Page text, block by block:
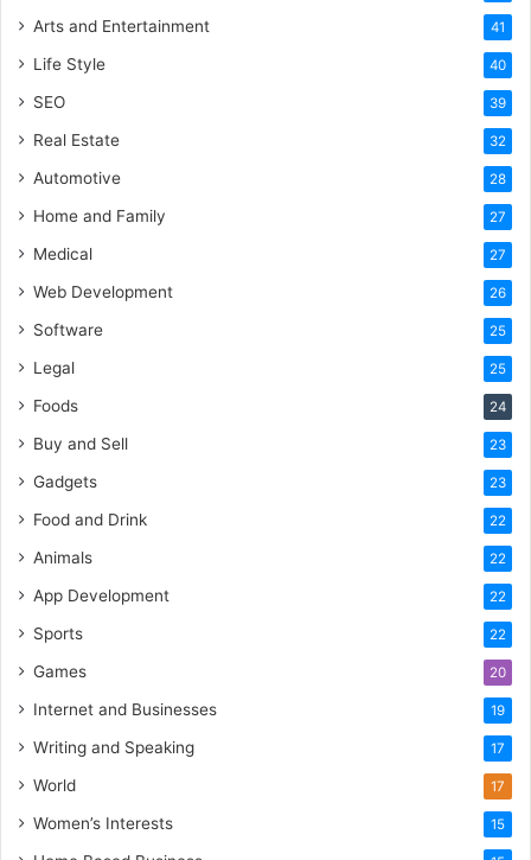
Arts and Entertainment 41
Life Style 40
SEO 39
Real Estate 32
Automotive 28
Home and Family 27
Medical 27
Web Development 26
Software 25
Legal 25
Foods 24
Buy and Sell 23
Gadgets 23
Food and Drink 22
Animals 22
App Development 22
Sports 22
Games 20
Internet and Businesses 19
Writing and Speaking 17
World 17
Women’s Interests 15